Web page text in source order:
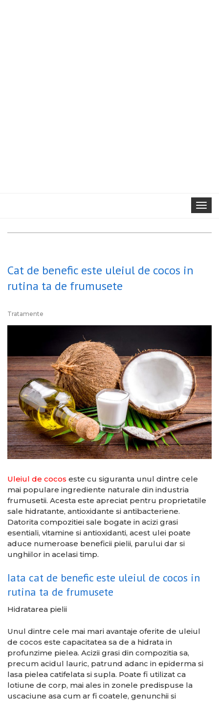
Toggle
Cat de benefic este uleiul de cocos in
rutina ta de frumusete
Tratamente
Uleiul de cocos este cu siguranta unul dintre cele
mai populare ingrediente naturale din industria
frumusetii. Acesta este apreciat pentru proprietatile
sale hidratante, antioxidante si antibacteriene.
Datorita compozitiei sale bogate in acizi grasi
esentiali, vitamine si antioxidanti, acest ulei poate
aduce numeroase beneficii pielii, parului dar si
unghiilor in acelasi timp.
Iata cat de benefic este uleiul de cocos in
rutina ta de frumusete
Hidratarea pielii
Unul dintre cele mai mari avantaje oferite de uleiul
de cocos este capacitatea sa de a hidrata in
profunzime pielea. Acizii grasi din compozitia sa,
precum acidul lauric, patrund adanc in epiderma si
lasa pielea catifelata si supla. Poate fi utilizat ca
lotiune de corp, mai ales in zonele predispuse la
uscaciune asa cum ar fi coatele, genunchii si